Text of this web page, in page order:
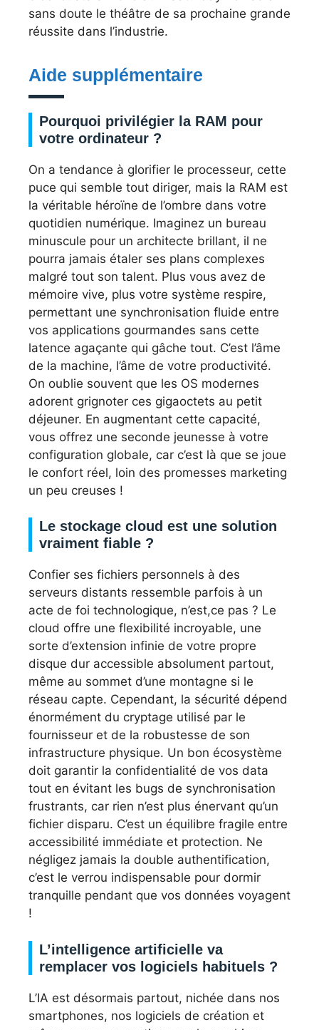
sans doute le théâtre de sa prochaine grande
réussite dans l’industrie.
Aide supplémentaire
Pourquoi privilégier la RAM pour
votre ordinateur ?
On a tendance à glorifier le processeur, cette
puce qui semble tout diriger, mais la RAM est
la véritable héroïne de l’ombre dans votre
quotidien numérique. Imaginez un bureau
minuscule pour un architecte brillant, il ne
pourra jamais étaler ses plans complexes
malgré tout son talent. Plus vous avez de
mémoire vive, plus votre système respire,
permettant une synchronisation fluide entre
vos applications gourmandes sans cette
latence agaçante qui gâche tout. C’est l’âme
de la machine, l’âme de votre productivité.
On oublie souvent que les OS modernes
adorent grignoter ces gigaoctets au petit
déjeuner. En augmentant cette capacité,
vous offrez une seconde jeunesse à votre
configuration globale, car c’est là que se joue
le confort réel, loin des promesses marketing
un peu creuses !
Le stockage cloud est une solution
vraiment fiable ?
Confier ses fichiers personnels à des
serveurs distants ressemble parfois à un
acte de foi technologique, n’est,ce pas ? Le
cloud offre une flexibilité incroyable, une
sorte d’extension infinie de votre propre
disque dur accessible absolument partout,
même au sommet d’une montagne si le
réseau capte. Cependant, la sécurité dépend
énormément du cryptage utilisé par le
fournisseur et de la robustesse de son
infrastructure physique. Un bon écosystème
doit garantir la confidentialité de vos data
tout en évitant les bugs de synchronisation
frustrants, car rien n’est plus énervant qu’un
fichier disparu. C’est un équilibre fragile entre
accessibilité immédiate et protection. Ne
négligez jamais la double authentification,
c’est le verrou indispensable pour dormir
tranquille pendant que vos données voyagent
!
L’intelligence artificielle va
remplacer vos logiciels habituels ?
L’IA est désormais partout, nichée dans nos
smartphones, nos logiciels de création et